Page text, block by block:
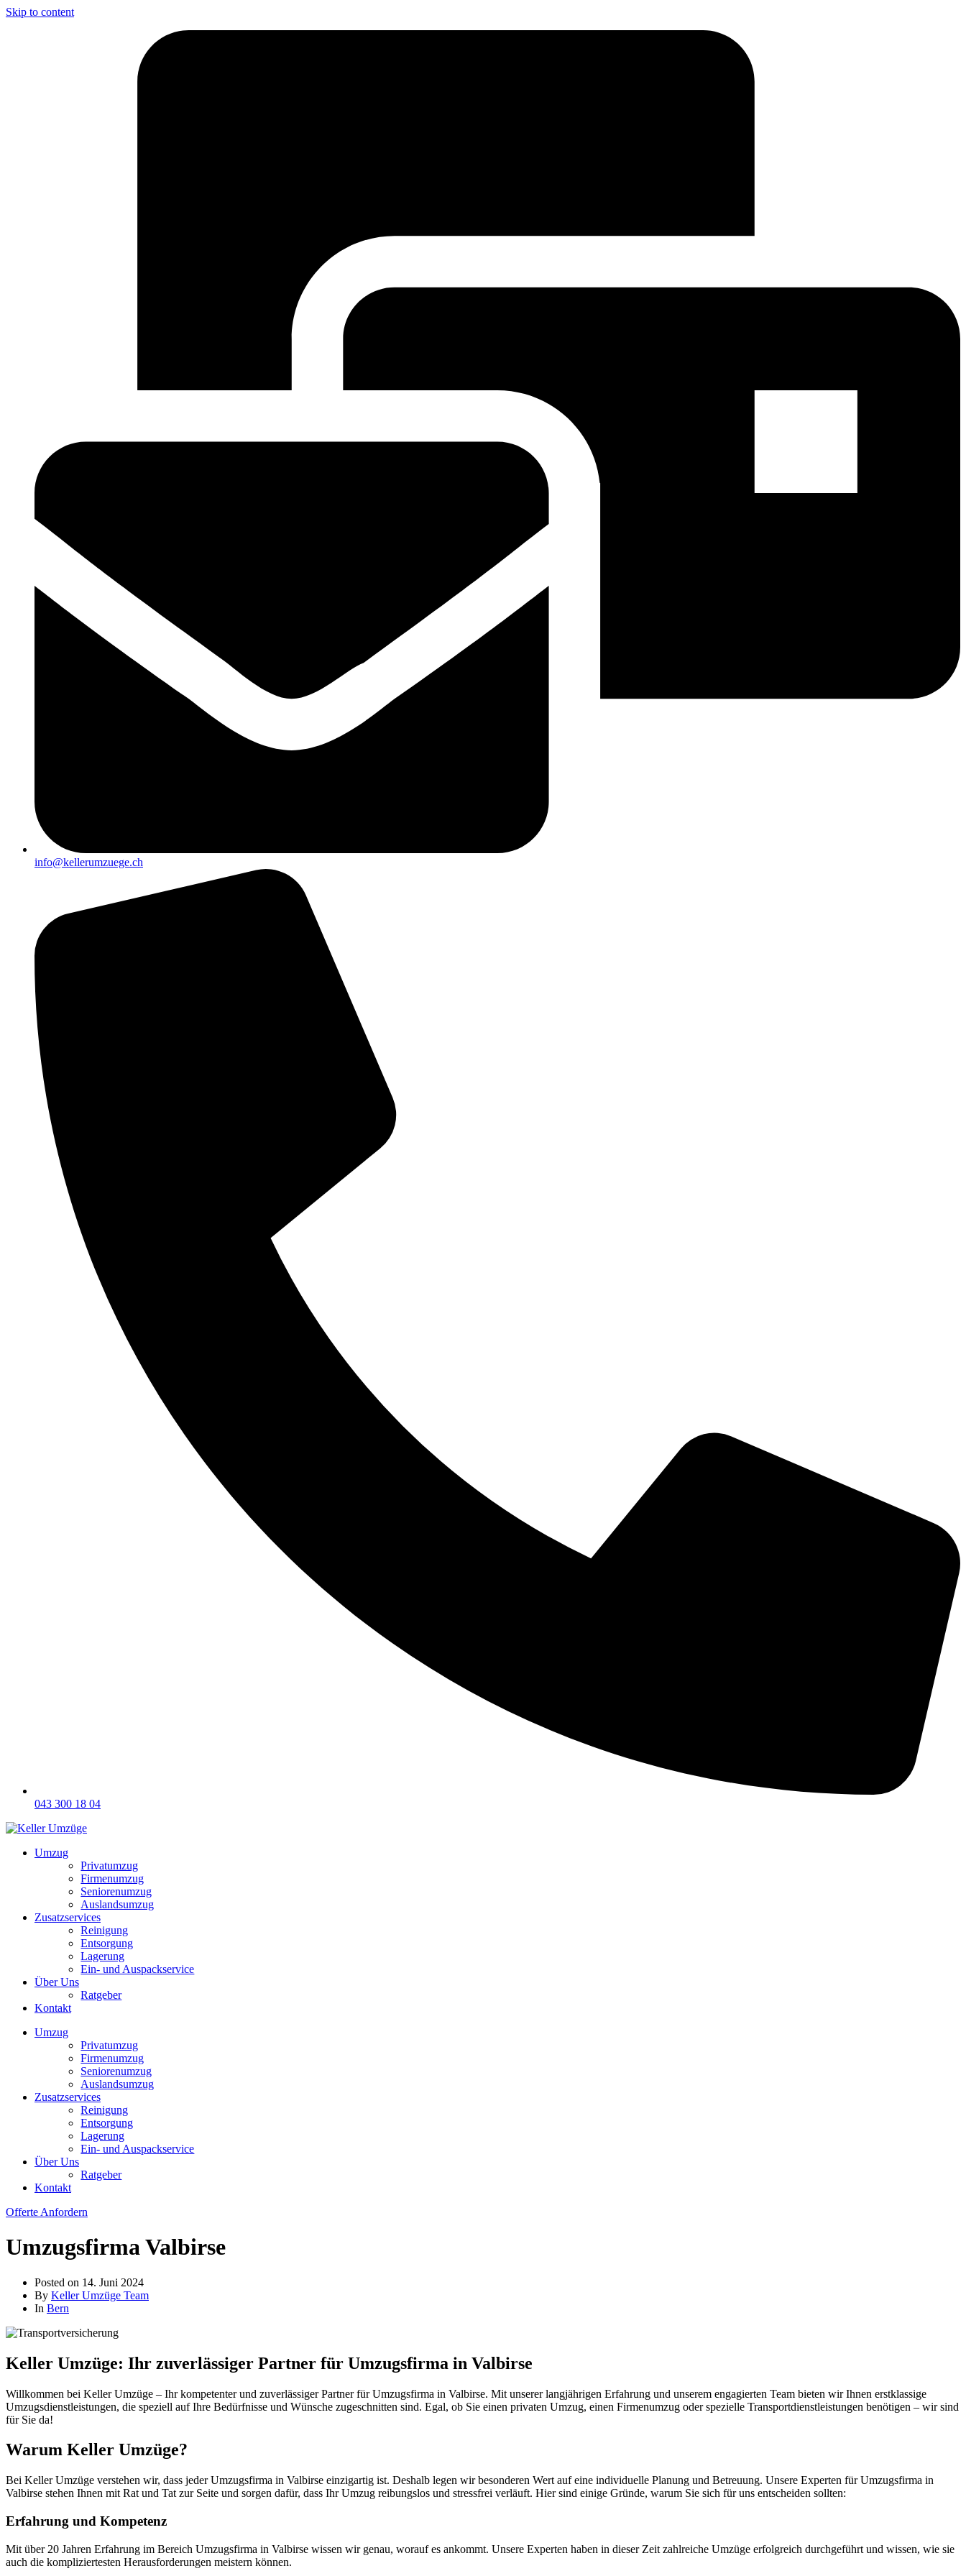
Skip to content
info@kellerumzuege.ch
043 300 18 04
Umzug
Privatumzug
Firmenumzug
Seniorenumzug
Auslandsumzug
Zusatzservices
Reinigung
Entsorgung
Lagerung
Ein- und Auspackservice
Über Uns
Ratgeber
Kontakt
Umzug
Privatumzug
Firmenumzug
Seniorenumzug
Auslandsumzug
Zusatzservices
Reinigung
Entsorgung
Lagerung
Ein- und Auspackservice
Über Uns
Ratgeber
Kontakt
Offerte Anfordern
Umzugsfirma Valbirse
Posted on 14. Juni 2024
By Keller Umzüge Team
In Bern
Keller Umzüge: Ihr zuverlässiger Partner für Umzugsfirma in Valbirse
Willkommen bei Keller Umzüge – Ihr kompetenter und zuverlässiger Partner für Umzugsfirma in Valbirse. Mit unserer langjährigen Erfahrung und unserem engagierten Team bieten wir Ihnen erstklassige
Umzugsdienstleistungen, die speziell auf Ihre Bedürfnisse und Wünsche zugeschnitten sind. Egal, ob Sie einen privaten Umzug, einen Firmenumzug oder spezielle Transportdienstleistungen benötigen – wir sind
für Sie da!
Warum Keller Umzüge?
Bei Keller Umzüge verstehen wir, dass jeder Umzugsfirma in Valbirse einzigartig ist. Deshalb legen wir besonderen Wert auf eine individuelle Planung und Betreuung. Unsere Experten für Umzugsfirma in
Valbirse stehen Ihnen mit Rat und Tat zur Seite und sorgen dafür, dass Ihr Umzug reibungslos und stressfrei verläuft. Hier sind einige Gründe, warum Sie sich für uns entscheiden sollten:
Erfahrung und Kompetenz
Mit über 20 Jahren Erfahrung im Bereich Umzugsfirma in Valbirse wissen wir genau, worauf es ankommt. Unsere Experten haben in dieser Zeit zahlreiche Umzüge erfolgreich durchgeführt und wissen, wie sie
auch die kompliziertesten Herausforderungen meistern können.